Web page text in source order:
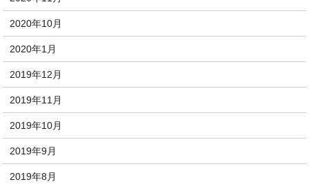
2020年10月
2020年1月
2019年12月
2019年11月
2019年10月
2019年9月
2019年8月